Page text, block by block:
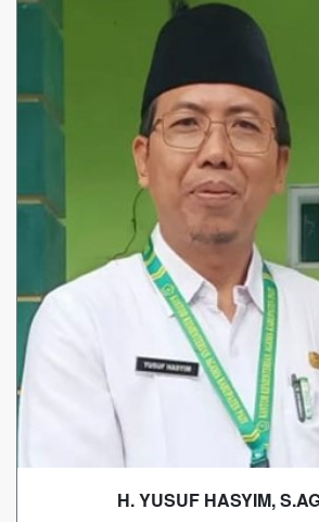
H. YUSUF HASYIM,